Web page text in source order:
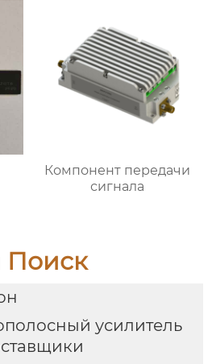
Компонент передачи
сигнала
Поиск
усилитель